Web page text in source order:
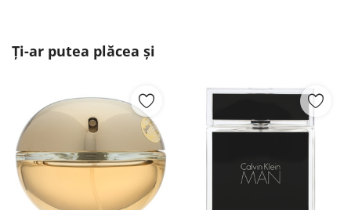
Ți-ar putea plăcea și